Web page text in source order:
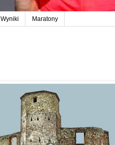
Wyniki Maratony